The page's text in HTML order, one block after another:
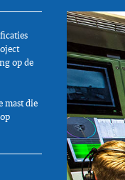
op de
mast die